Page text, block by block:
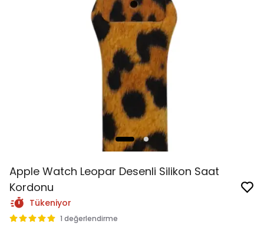
Apple Watch Leopar Desenli Silikon Saat
Kordonu
Tükeniyor
1 değerlendirme